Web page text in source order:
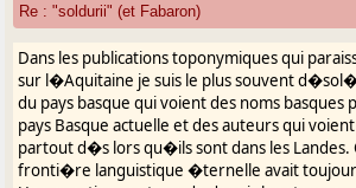
Re : "soldurii" (et Fabaron)
Dans les publications toponymiques qui
sur l�Aquitaine je suis le plus souvent
du pays basque qui voient des noms basques
pays Basque actuelle et des auteurs qui
partout d�s lors qu�ils sont dans les Landes.
fronti�re languistique �ternelle avait